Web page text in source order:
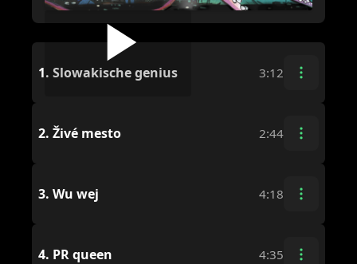
1. Slowakische genius 3:12
2. Živé mesto 2:44
3. Wu wej 4:18
4. PR queen 4:35